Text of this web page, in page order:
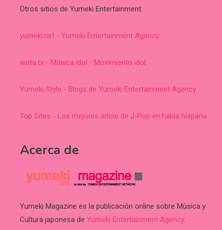
Otros sitios de Yumeki Entertainment:
yumeki.net - Yumeki Entertainment Agency
wota.tv - Música idol - Movimiento idol
Yumeki Style - Blogs de Yumeki Entertainment Agency
Top Sites - Los mejores sitios de J-Pop en habla hispana
Acerca de
Yumeki Magazine es la publicación online sobre Música y
Cultura japonesa de Yumeki Entertainment Agency.